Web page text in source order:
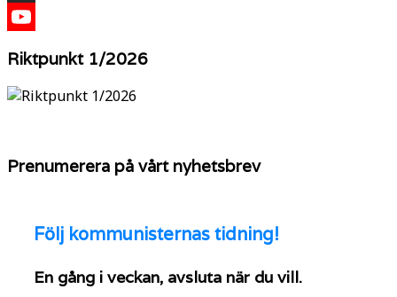
X
Riktpunkt 1/2026
Prenumerera på vårt nyhetsbrev
Följ kommunisternas tidning!
En gång i veckan, avsluta när du vill.